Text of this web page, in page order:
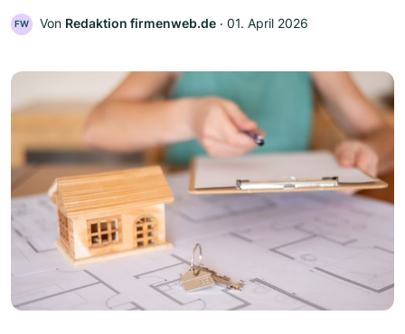
FW Von Redaktion firmenweb.de ‧ 01. April 2026